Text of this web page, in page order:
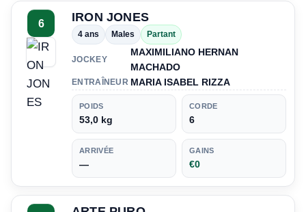
6 IRON JONES
4 ans Males Partant
JOCKEY
MAXIMILIANO HERNAN
MACHADO
ENTRAÎNEUR MARIA ISABEL RIZZA
POIDS
53,0 kg
CORDE
6
ARRIVÉE
—
GAINS
€0